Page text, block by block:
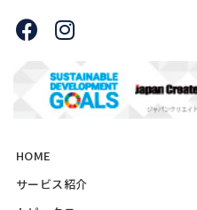
HOME
サービス紹介